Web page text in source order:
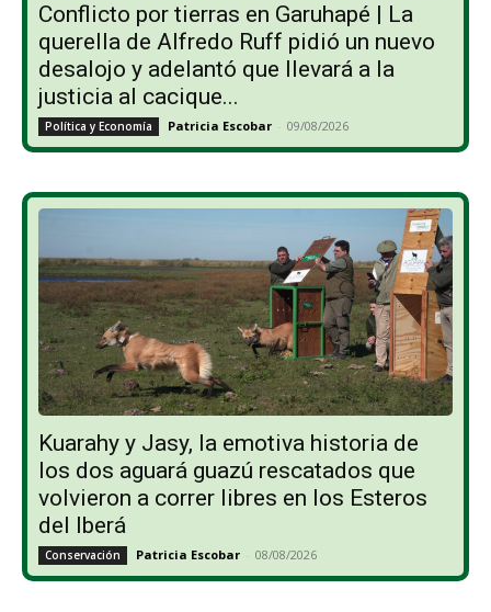
Conflicto por tierras en Garuhapé | La
querella de Alfredo Ruff pidió un nuevo
desalojo y adelantó que llevará a la
justicia al cacique...
Política y Economía Patricia Escobar - 09/08/2026
Kuarahy y Jasy, la emotiva historia de
los dos aguará guazú rescatados que
volvieron a correr libres en los Esteros
del Iberá
Conservación Patricia Escobar - 08/08/2026